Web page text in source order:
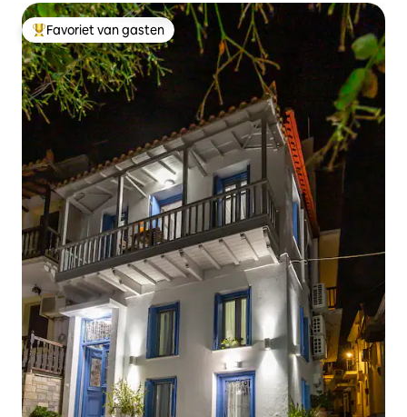
Topfavoriet van gasten
Favoriet van gasten